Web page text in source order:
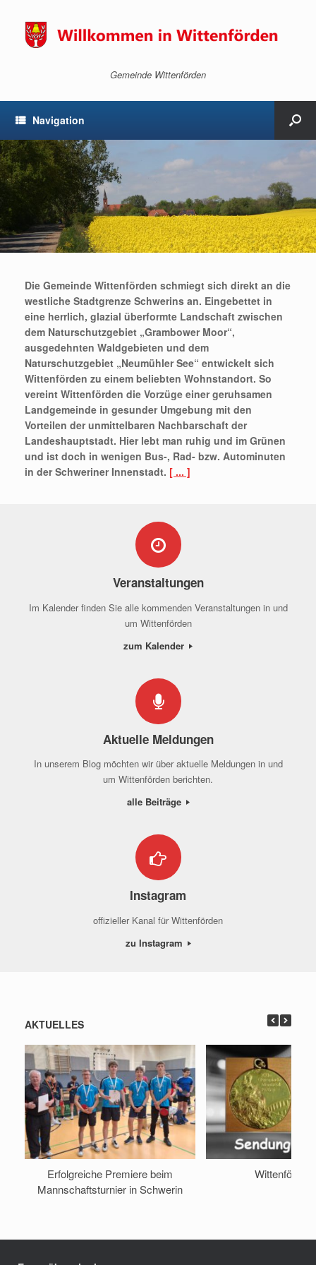
Gemeinde Wittenförden
Navigation
Die Gemeinde Wittenförden schmiegt sich direkt an die
westliche Stadtgrenze Schwerins an. Eingebettet in
eine herrlich, glazial überformte Landschaft zwischen
dem Naturschutzgebiet „Grambower Moor“,
ausgedehnten Waldgebieten und dem
Naturschutzgebiet „Neumühler See“ entwickelt sich
Wittenförden zu einem beliebten Wohnstandort. So
vereint Wittenförden die Vorzüge einer geruhsamen
Landgemeinde in gesunder Umgebung mit den
Vorteilen der unmittelbaren Nachbarschaft der
Landeshauptstadt. Hier lebt man ruhig und im Grünen
und ist doch in wenigen Bus-, Rad- bzw. Autominuten
in der Schweriner Innenstadt. [ ... ]
Veranstaltungen
Im Kalender finden Sie alle kommenden Veranstaltungen in und
um Wittenförden
zum Kalender
Aktuelle Meldungen
In unserem Blog möchten wir über aktuelle Meldungen in und
um Wittenförden berichten.
alle Beiträge
Instagram
offizieller Kanal für Wittenförden
zu Instagram
AKTUELLES
Erfolgreiche Premiere beim
Mannschaftsturnier in Schwerin
Wittenförden